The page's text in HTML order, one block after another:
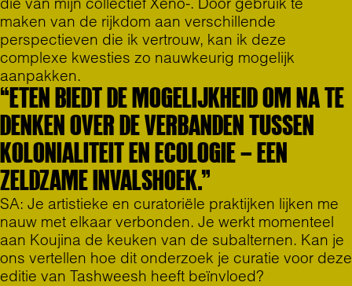
maken van de rijkdom aan verschillende
perspectieven die ik vertrouw, kan ik deze
complexe kwesties zo nauwkeurig mogelijk
aanpakken.
“ETEN BIEDT DE MOGELIJKHEID OM NA TE
DENKEN OVER DE VERBANDEN TUSSEN
KOLONIALITEIT EN ECOLOGIE – EEN
ZELDZAME INVALSHOEK.”
SA: Je artistieke en curatoriële praktijken lijken me
nauw met elkaar verbonden. Je werkt momenteel
aan Koujina de keuken van de subalternen. Kan je
ons vertellen hoe dit onderzoek je curatie voor deze
editie van Tashweesh heeft beïnvloed?